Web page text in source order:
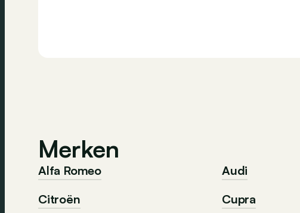
Merken
Alfa Romeo Audi
Citroën
Cupra